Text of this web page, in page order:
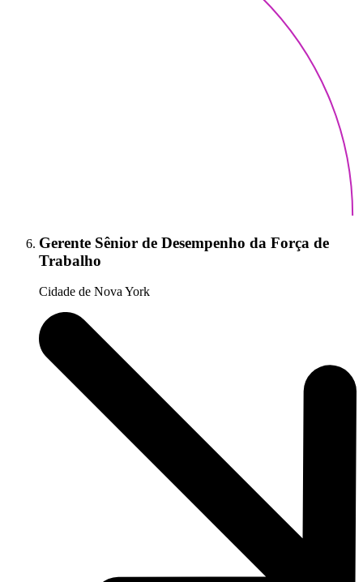
Gerente Sênior de Desempenho da Força de
Trabalho
Cidade de Nova York